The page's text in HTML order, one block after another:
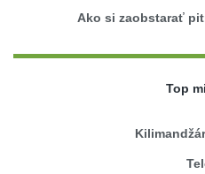
Ako si zaobstarať
Top